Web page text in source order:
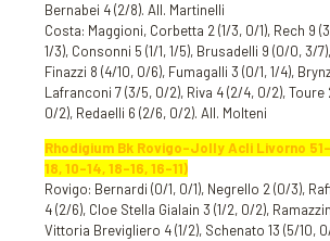
Bernabei 4 (2/8). All. Martinelli
Costa: Maggioni, Corbetta 2 (1/3, 0/1), Rech 9
1/3), Consonni 5 (1/1, 1/5), Brusadelli 9 (0/0, 3/7),
Finazzi 8 (4/10, 0/6), Fumagalli 3 (0/1, 1/4),
Lafranconi 7 (3/5, 0/2), Riva 4 (2/4, 0/2), Toure
0/2), Redaelli 6 (2/6, 0/2). All. Molteni
Rhodigium Bk Rovigo-Jolly Acli Livorno
18, 10-14, 18-16, 16-11)
Rovigo: Bernardi (0/1, 0/1), Negrello 2 (0/3),
4 (2/6), Cloe Stella Gialain 3 (1/2, 0/2),
Vittoria Brevigliero 4 (1/2), Schenato 13 (5/10,